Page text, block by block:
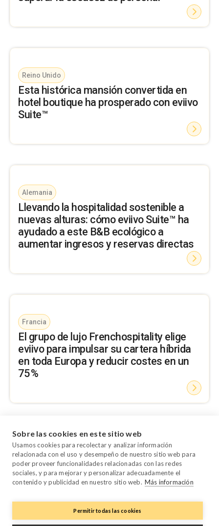
Reino Unido
Esta histórica mansión convertida en
hotel boutique ha prosperado con eviivo
Suite™
Alemania
Llevando la hospitalidad sostenible a
nuevas alturas: cómo eviivo Suite™ ha
ayudado a este B&B ecológico a
aumentar ingresos y reservas directas
Francia
El grupo de lujo Frenchospitality elige
eviivo para impulsar su cartera híbrida
en toda Europa y reducir costes en un
75 %
Sobre las cookies en este sitio web
Usamos cookies para recolectar y analizar información
relacionada con el uso y desempeño de nuestro sitio web para
poder proveer funcionalidades relacionadas con las redes
sociales, y para mejorar y personalizar adecuadamente el
contenido y publicidad en nuestro sitio web. Más información
Permitir todas las cookies